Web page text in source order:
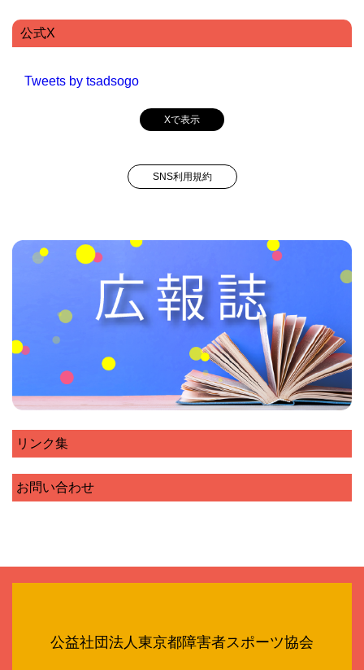
公式X
Tweets by tsadsogo
Xで表示
SNS利用規約
リンク集
お問い合わせ
公益社団法人東京都障害者スポーツ協会